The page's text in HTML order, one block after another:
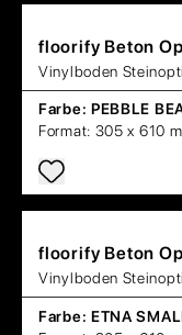
floorify Beton
Vinylboden
Farbe: PEBBLE
Format: 305 x 610
floorify Beton
Vinylboden
Farbe: ETNA